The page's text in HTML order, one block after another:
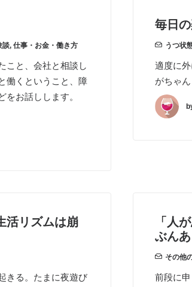
談, 仕事・お金・働き方
こと、会社と相談し
働くということ、障
をお話しします。
毎日
うつ状
適度に
がちゃ
活リズムは崩
きる。たまに夜遊び
「人
ぶん
その他
前段に